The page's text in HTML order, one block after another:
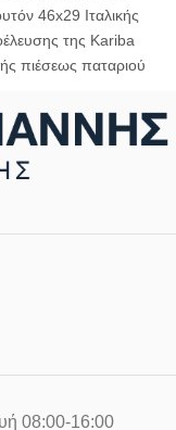
46x29 Ιταλικής
της Kariba
πιέσεως παταριού
λεκάνη
08:00-16:00